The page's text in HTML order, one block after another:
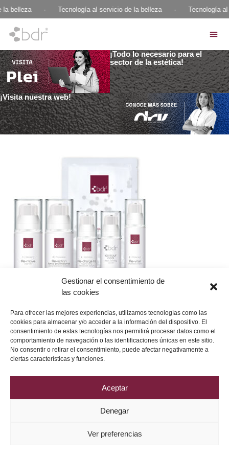
Gestionar el consentimiento de
las cookies
Para ofrecer las mejores experiencias, utilizamos tecnologías como las
cookies para almacenar y/o acceder a la información del dispositivo. El
consentimiento de estas tecnologías nos permitirá procesar datos como el
comportamiento de navegación o las identificaciones únicas en este sitio.
No consentir o retirar el consentimiento, puede afectar negativamente a
ciertas características y funciones.
Aceptar
Denegar
Ver preferencias
belleza · Tecnología al servicio de la belleza · Tecnología
¡Todo lo necesario para el
sector de la estética!
¡Visita nuestra web!
2026 © Grupo DRV Phytolab
Política de Privacidad Aviso Legal Política de Cookies